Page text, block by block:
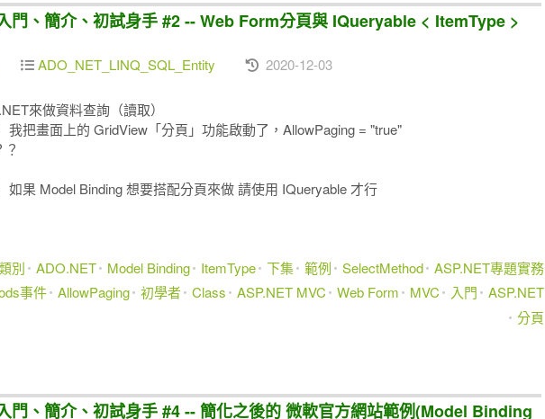
門、簡介、初試身手 #2 -- Web Form分頁與 IQueryable < ItemType >
ADO_NET_LINQ_SQL_Entity 2020-12-03
來做資料查詢（讀取）
我把畫面上的 GridView「分頁」功能啟動了，AllowPaging = "true"
如果 Model Binding 想要搭配分頁來做 請使用 IQueryable 才行
別
ADO.NET Model Binding ItemType 下集 範例 SelectMethod ASP.NET專題實務
事件 AllowPaging 初學者 Class ASP.NET MVC Web Form MVC 入門
ASP.NET
分頁
、簡介、初試身手 #4 -- 簡化之後的 微軟官方網站範例(Model Binding